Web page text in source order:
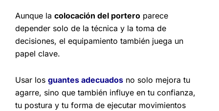
Aunque lacolocación del portero parece
depender solo de la técnica y la toma de
decisiones, el equipamiento también juega un
papel clave.
Usar losguantes adecuados no solo mejora tu
agarre, sino que también influye en tu confianza,
tu postura y tu forma de ejecutar movimientos